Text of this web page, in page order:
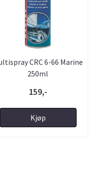
CRC 6-66 Marine
250ml
159,-
Kjøp